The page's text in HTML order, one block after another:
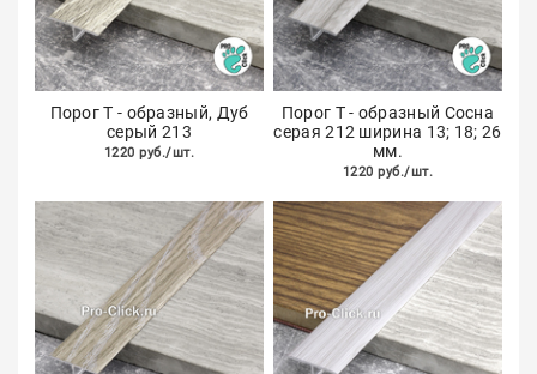
Порог Т - образный, Дуб
серый 213
1220 руб./шт.
Порог Т - образный Сосна
серая 212 ширина 13; 18; 26
мм.
1220 руб./шт.